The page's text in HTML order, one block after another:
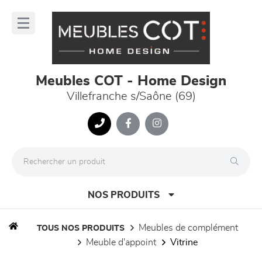
Meubles COT - Home Design
Villefranche s/Saône (69)
NOS PRODUITS
TOUS NOS PRODUITS
meubles de complément
meuble d'appoint
vitrine